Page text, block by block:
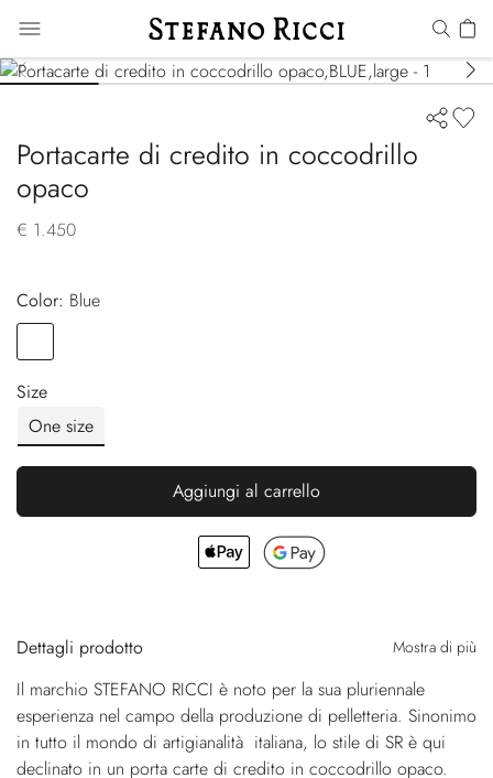
Portacarte di credito in coccodrillo
opaco
€ 1.450
Color:
blue
Size
One size
Aggiungi al carrello
Dettagli prodotto Mostra di più
Il marchio STEFANO RICCI è noto per la sua pluriennale
esperienza nel campo della produzione di pelletteria. Sinonimo
in tutto il mondo di artigianalità italiana, lo stile di SR è qui
declinato in un porta carte di credito in coccodrillo opaco.